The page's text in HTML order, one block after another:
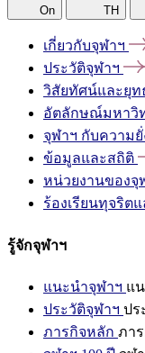
On TH
เกี่ยวกับจุฬาฯ
ประวัติจุฬาฯ
วิสัยทัศน์และยุท
อัตลักษณ์มหาวิ
จุฬาฯ กับความ
ข้อมูลและสถิติ
หน่วยงานของจุ
ร้องเรียนทุจริต
รู้จักจุฬาฯ
แนะนำจุฬาฯ แ
ประวัติจุฬาฯ ปร
ภารกิจหลัก ภา